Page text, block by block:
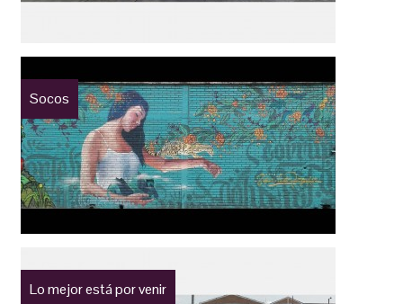
Socos
Lo mejor está por venir